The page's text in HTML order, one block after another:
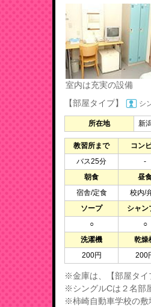
室内は充実の設備
【部屋タイプ】
シ
所在地 新
教習所まで コン
バス25分 -
朝食 昼
宿舎/定食 校内/
ソープ シャン
○ ○
洗濯機 乾燥
200円 200
※金庫は、【部屋タイ
※シングルCは２名部
※柿崎自動車学校の敷